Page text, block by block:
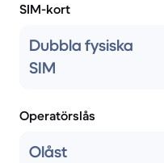
SIM-kort
Dubbla fysiska
SIM
Operatörslås
Olåst